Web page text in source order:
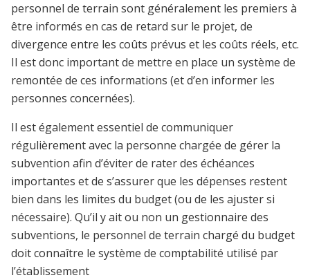
personnel de terrain sont généralement les premiers à
être informés en cas de retard sur le projet, de
divergence entre les coûts prévus et les coûts réels, etc.
Il est donc important de mettre en place un système de
remontée de ces informations (et d’en informer les
personnes concernées).
Il est également essentiel de communiquer
régulièrement avec la personne chargée de gérer la
subvention afin d’éviter de rater des échéances
importantes et de s’assurer que les dépenses restent
bien dans les limites du budget (ou de les ajuster si
nécessaire). Qu’il y ait ou non un gestionnaire des
subventions, le personnel de terrain chargé du budget
doit connaître le système de comptabilité utilisé par
l’établissement